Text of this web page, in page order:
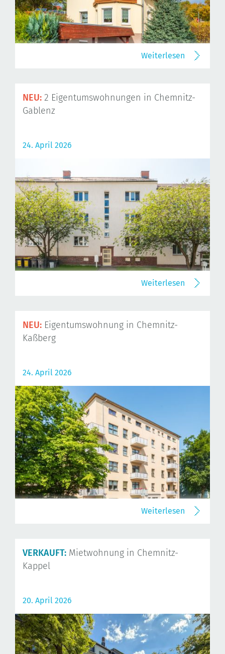
Weiterlesen
NEU: 2 Eigentumswohnungen in Chemnitz-
Gablenz
24. April 2026
Weiterlesen
NEU: Eigentumswohnung in Chemnitz-
Kaßberg
24. April 2026
Weiterlesen
VERKAUFT: Mietwohnung in Chemnitz-
Kappel
20. April 2026